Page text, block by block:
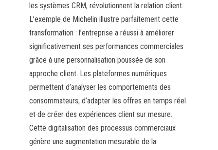
les systèmes CRM, révolutionnent la relation client.
L’exemple de Michelin illustre parfaitement cette
transformation : l’entreprise a réussi à améliorer
significativement ses performances commerciales
grâce à une personnalisation poussée de son
approche client. Les plateformes numériques
permettent d’analyser les comportements des
consommateurs, d’adapter les offres en temps réel
et de créer des expériences client sur mesure.
Cette digitalisation des processus commerciaux
génère une augmentation mesurable de la